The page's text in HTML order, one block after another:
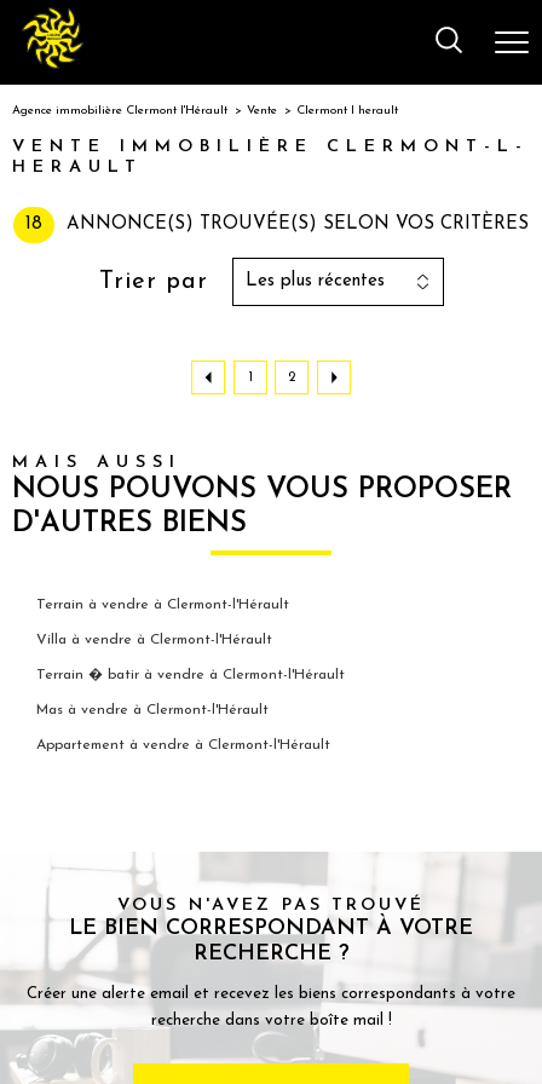
Agence immobilière Clermont l'Hérault Vente Clermont l herault
VENTE IMMOBILIÈRE CLERMONT-L-
HERAULT
18 ANNONCE(S) TROUVÉE(S) SELON VOS CRITÈRES
Trier par Les plus récentes
2
MAIS AUSSI
NOUS POUVONS VOUS PROPOSER
D'AUTRES BIENS
Terrain à vendre à Clermont-l'Hérault
Villa à vendre à Clermont-l'Hérault
Terrain � batir à vendre à Clermont-l'Hérault
Mas à vendre à Clermont-l'Hérault
Appartement à vendre à Clermont-l'Hérault
VOUS N'AVEZ PAS TROUVÉ
LE BIEN CORRESPONDANT À VOTRE
RECHERCHE ?
Créer une alerte email et recevez les biens correspondants à votre
recherche dans votre boîte mail !